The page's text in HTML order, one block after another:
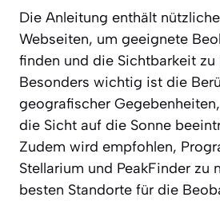
Die Anleitung enthält
Webseiten, um geeignete
finden und die Sichtbarkeit zu
Besonders wichtig ist die
geografischer
die Sicht auf die Sonne
Zudem wird empfohlen,
Stellarium und PeakFinder zu
besten Standorte für die